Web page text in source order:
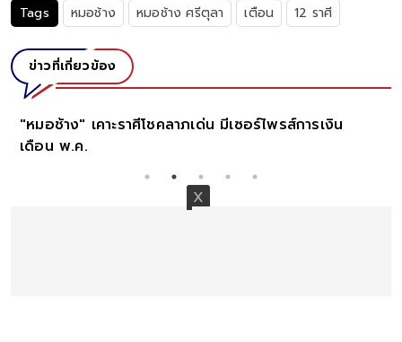
Tags หมอช้าง หมอช้าง ศรีตุลา เตือน 12 ราศี
ข่าวที่เกี่ยวข้อง